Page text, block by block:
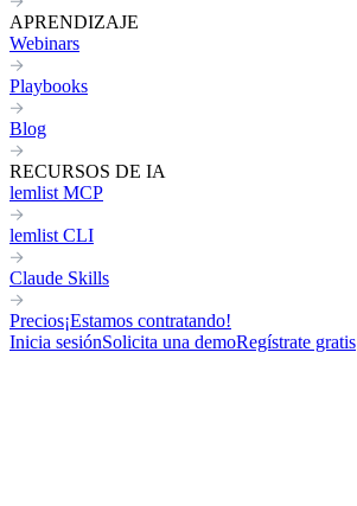
APRENDIZAJE
Webinars
Playbooks
Blog
RECURSOS DE IA
lemlist MCP
lemlist CLI
Claude Skills
Precios¡Estamos contratando!
Inicia sesiónSolicita una demoRegístrate gratis